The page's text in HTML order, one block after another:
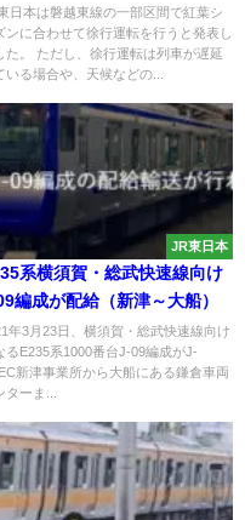
日本は磐越東線の一部区間で紅葉シ
ンに合わせて徐行運転を行うと発表し
た。 ただし、徐行運転は列車が遅延
いる場合や、天候などの...
JR東日本
系横須賀・総武快速線向け
編成が配給（新津～大船）
年3月23日、横須賀・総武快速線向け
るE235系1000番台J-09編成がJ-
新津事業所から大船にある鎌倉車両
ターま...